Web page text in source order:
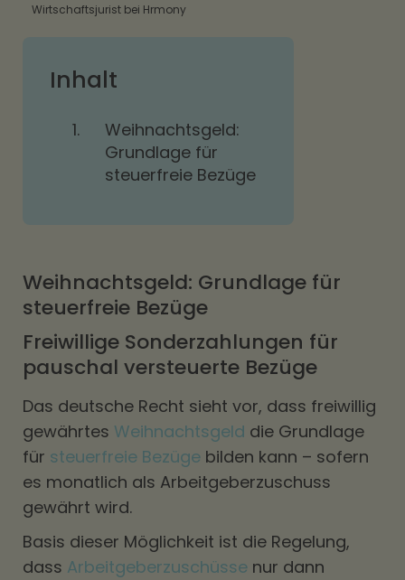
Wirtschaftsjurist bei Hrmony
Inhalt
1.
Weihnachtsgeld:
Grundlage für
steuerfreie Bezüge
Weihnachtsgeld: Grundlage für
steuerfreie Bezüge
Freiwillige Sonderzahlungen für
pauschal versteuerte Bezüge
Das deutsche Recht sieht vor, dass freiwillig
gewährtes Weihnachtsgeld die Grundlage
für steuerfreie Bezüge bilden kann – sofern
es monatlich als Arbeitgeberzuschuss
gewährt wird.
Basis dieser Möglichkeit ist die Regelung,
dass Arbeitgeberzuschüsse nur dann